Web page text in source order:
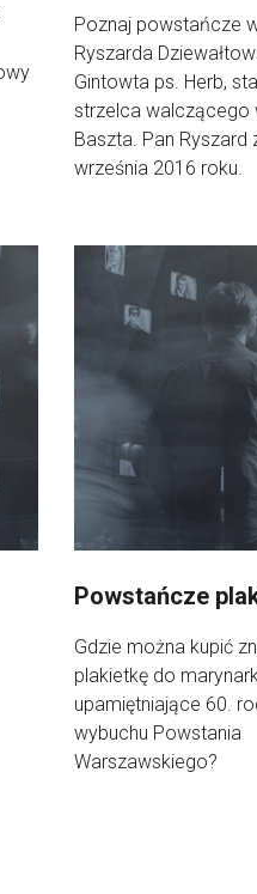
Poznaj powstańcze
Ryszarda
Gintowta ps. Herb,
strzelca walczącego
Baszta. Pan Ryszard
września 2016 roku.
Powstańcze
Gdzie można kupić
plakietkę do
upamiętniające 60.
wybuchu Powstania
Warszawskiego?